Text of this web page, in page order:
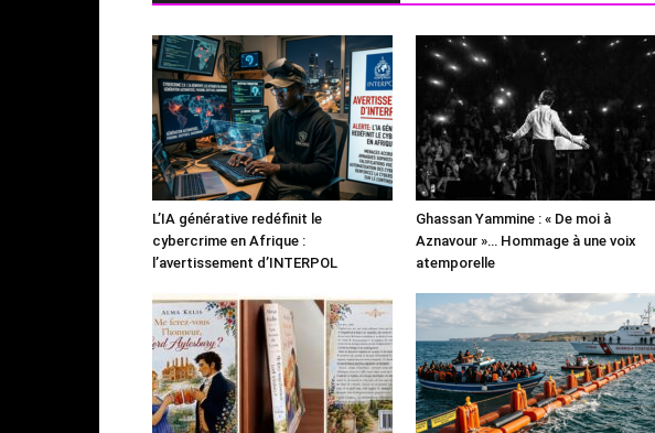
L’IA générative redéfinit le
cybercrime en Afrique :
l’avertissement d’INTERPOL
Ghassan Yammine : « De moi à
Aznavour »… Hommage à une voix
atemporelle